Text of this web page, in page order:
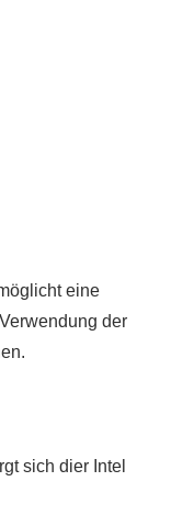
eine
der
sich dier Intel